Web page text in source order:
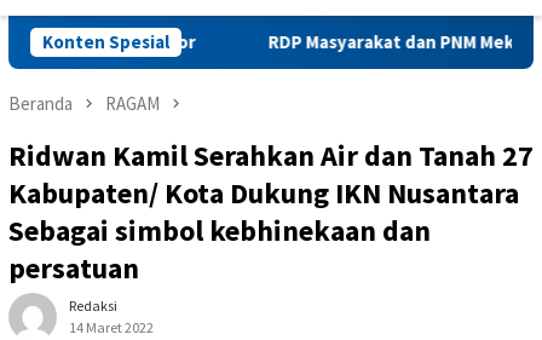
Konten Spesial
ke Alor RDP Masyarakat dan PNM Mekaar Bersama
Beranda RAGAM
Ridwan Kamil Serahkan Air dan Tanah 27
Kabupaten/ Kota Dukung IKN Nusantara
Sebagai simbol kebhinekaan dan
persatuan
Redaksi
14 Maret 2022